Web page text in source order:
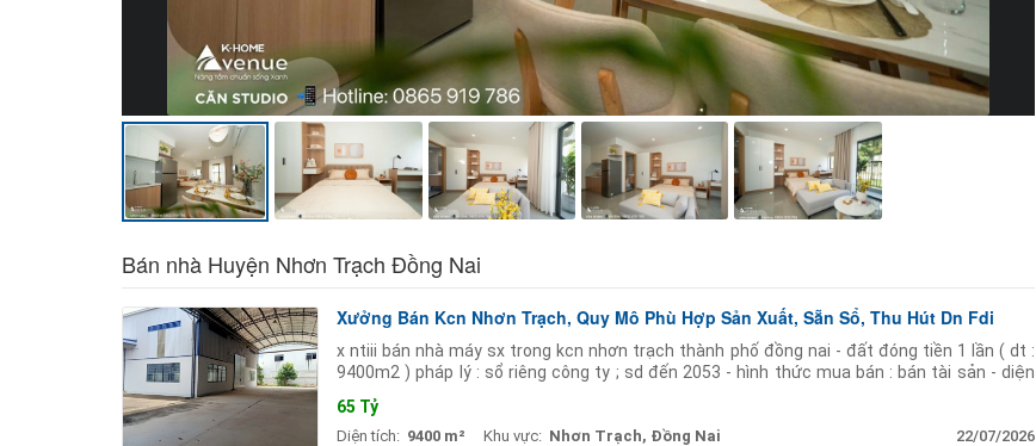
Bán nhà Huyện Nhơn Trạch Đồng Nai
Xưởng Bán Kcn Nhơn Trạch, Quy Mô Phù Hợp Sản Xuất, Sẵn Sổ, Thu Hút Dn Fdi
x ntiii bán nhà máy sx trong kcn nhơn trạch thành phố đồng nai - đất đóng tiền 1 lần ( dt :
9400m2 ) pháp lý : sổ riêng công ty ; sd đến 2053 - hình thức mua bán : bán tài sản - diện
65 Tỷ
Diện tích: 9400 m² Khu vực: Nhơn Trạch, Đồng Nai 22/07/2026